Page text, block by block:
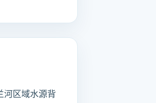
河区域水源背